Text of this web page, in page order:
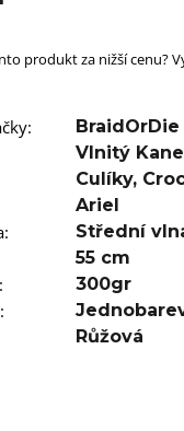
produkt za nižší cenu?
: BraidOrDie
Vlnitý
Culíky,
Ariel
: Střední
55 cm
: 300gr
:
Růžová